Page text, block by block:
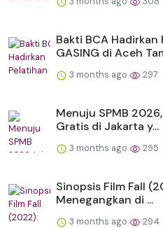
Bakti BCA
GASING di Aceh
3 months ago 297
Menuju SPMB
Gratis di Jakarta y...
3 months ago 295
Sinopsis Film Fall
Menegangkan di ...
3 months ago 294